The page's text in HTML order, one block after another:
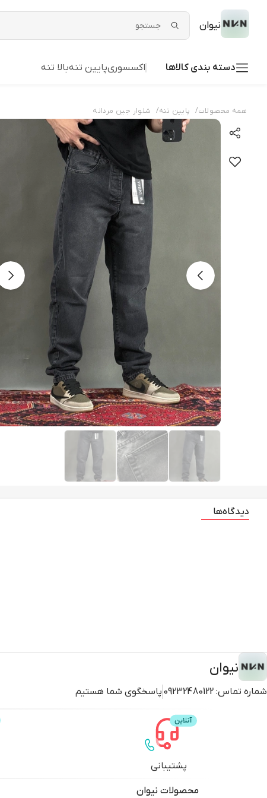
نیوان
دسته بندی کالاها اکسسوریپایین تنهبالا تنه
همه محصولات/ پایین تنه/ شلوار جین مردانه
دیدگاه‌ها
نیوان
شماره تماس: 09232480122 پاسخگوی شما هستیم
پشتیبانی
محصولات نیوان